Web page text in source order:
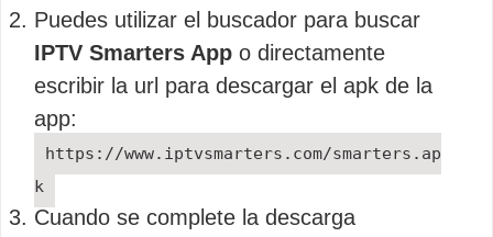
Puedes utilizar el buscador para buscar
IPTV Smarters App o directamente
escribir la url para descargar el apk de la
app:
https://www.iptvsmarters.com/smarters.ap
k
Cuando se complete la descarga